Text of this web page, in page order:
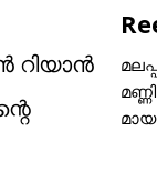
റിയാന്‍